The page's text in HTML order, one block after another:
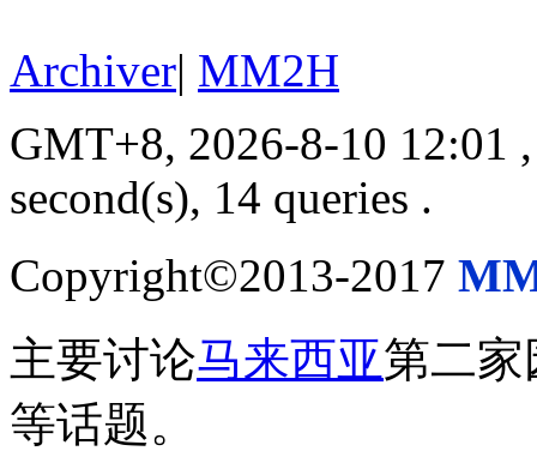
Archiver| MM2H
GMT+8, 2026-8-10 12:01
second(s), 14 queries .
Copyright©2013-2017
主要讨论马来西亚第二
等话题。